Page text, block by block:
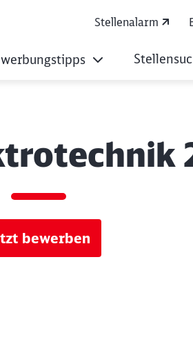
Stellenalarm
bewerben